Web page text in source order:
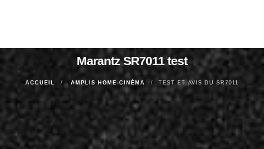
Marantz SR7011 test
ACCUEIL AMPLIS HOME-CINÉMA TEST ET AVIS DU SR7011